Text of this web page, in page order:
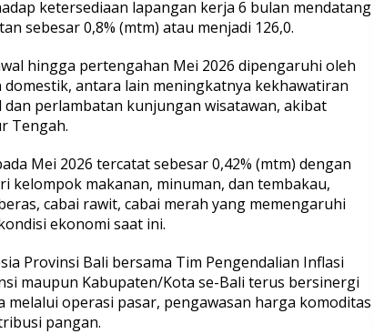
ketersediaan lapangan kerja 6 bulan mendatang
sebesar 0,8% (mtm) atau menjadi 126,0.
hingga pertengahan Mei 2026 dipengaruhi oleh
antara lain meningkatnya kekhawatiran
perlambatan kunjungan wisatawan, akibat
Tengah.
Mei 2026 tercatat sebesar 0,42% (mtm) dengan
kelompok makanan, minuman, dan tembakau,
cabai rawit, cabai merah yang memengaruhi
ekonomi saat ini.
Provinsi Bali bersama Tim Pengendalian Inflasi
maupun Kabupaten/Kota se-Bali terus bersinergi
melalui operasi pasar, pengawasan harga komoditas
pangan.